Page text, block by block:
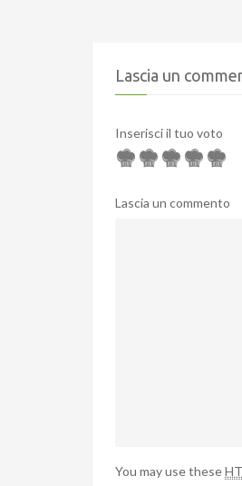
Lascia un
Inserisci il tuo voto
Lascia un commento
You may use these